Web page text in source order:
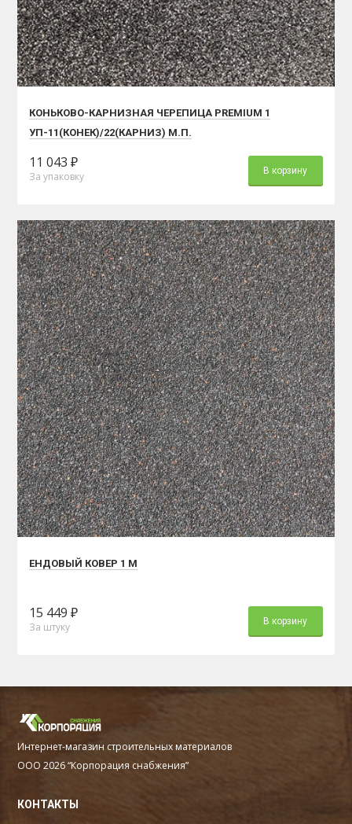
КОНЬКОВО-КАРНИЗНАЯ ЧЕРЕПИЦА PREMIUM 1
УП-11(КОНЕК)/22(КАРНИЗ) М.П.
11 043 ₽
За упаковку В корзину
ЕНДОВЫЙ КОВЕР 1 М
15 449 ₽
За штуку В корзину
Интернет-магазин строительных материалов
ООО 2026 “Корпорация снабжения”
КОНТАКТЫ